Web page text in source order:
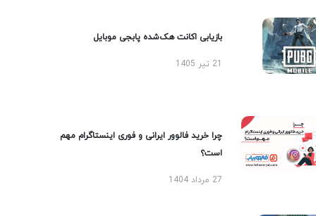
بازیابی اکانت هک‌شده پابجی موبایل
چرا خرید فالوور ایرانی و فوری اینستاگرام مهم
است؟
27 مرداد 1404